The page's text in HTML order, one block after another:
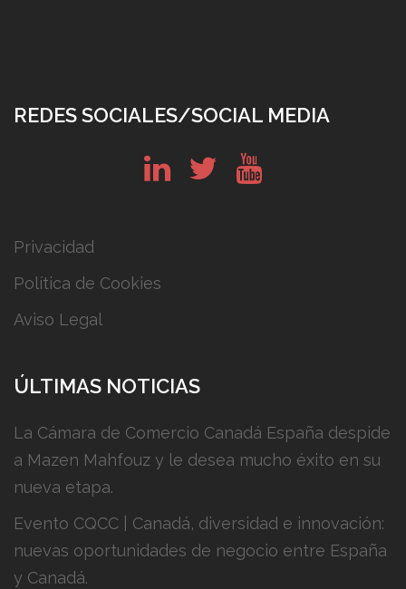
REDES SOCIALES/SOCIAL MEDIA
Privacidad
Política de Cookies
Aviso Legal
ÚLTIMAS NOTICIAS
La Cámara de Comercio Canadá España despide
a Mazen Mahfouz y le desea mucho éxito en su
nueva etapa.
Evento CQCC | Canadá, diversidad e innovación:
nuevas oportunidades de negocio entre España
y Canadá.